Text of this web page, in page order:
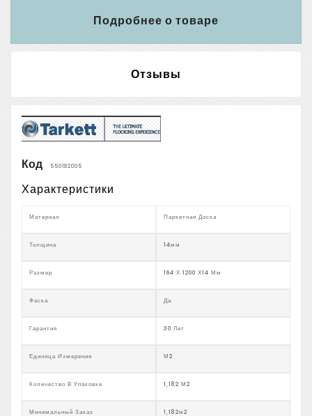
Подробнее о товаре
Отзывы
Код 550182005
Характеристики
Материал Паркетная Доска
Толщина 14мм
Размер 164 Х 1200 Х14 Мм
Фаска Да
Гарантия 30 Лет
Единица Измерения М2
Количество В Упаковке 1,182 М2
Минимальный Заказ 1,182м2